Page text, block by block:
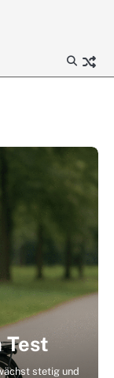
Test
stetig und